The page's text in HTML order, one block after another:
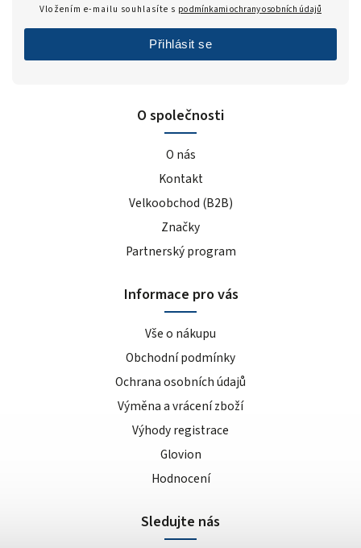
O společnosti
O nás
Kontakt
Velkoobchod (B2B)
Značky
Partnerský program
Informace pro vás
Vše o nákupu
Obchodní podmínky
Ochrana osobních údajů
Výměna a vrácení zboží
Výhody registrace
Glovion
Hodnocení
Vložením e-mailu souhlasíte s podmínkami ochrany osobních údajů
Přihlásit se
Sledujte nás